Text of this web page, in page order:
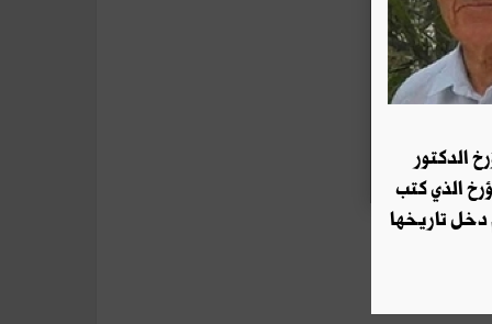
الدكتور
الذي كتب
دخل تاريخها